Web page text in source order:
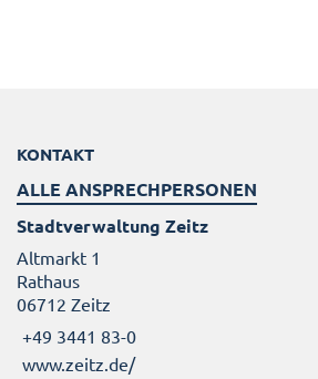
KONTAKT
ALLE ANSPRECHPERSONEN
Stadtverwaltung Zeitz
Altmarkt 1
Rathaus
06712 Zeitz
+49 3441 83-0
www.zeitz.de/